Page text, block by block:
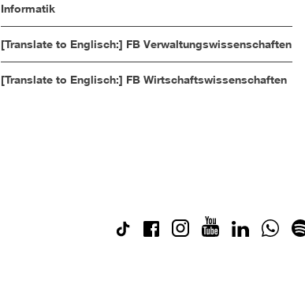
Informatik
[Translate to Englisch:] FB Verwaltungswissenschaften
[Translate to Englisch:] FB Wirtschaftswissenschaften